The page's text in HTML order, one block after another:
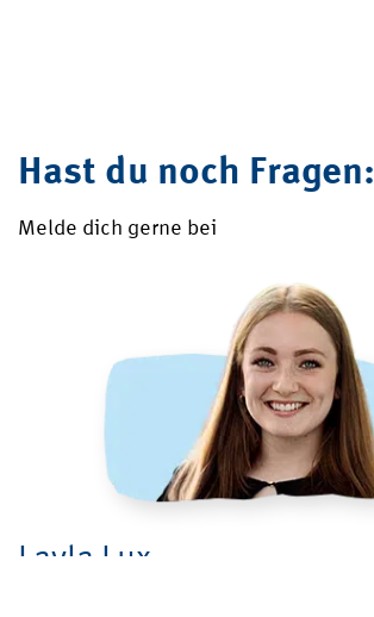
Hast du noch Fragen:
Melde dich gerne bei
Layla Lux